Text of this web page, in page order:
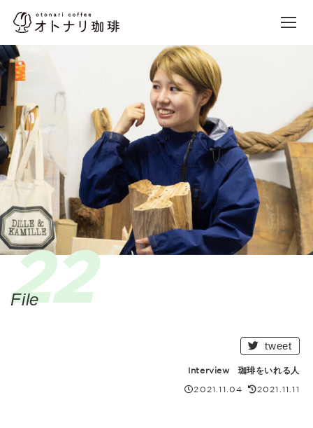
オトナリ珈琲
Site Navigation
本文までスキップ
File
22
tweet
Interview 珈琲をいれる人
2021.11.04 2021.11.11